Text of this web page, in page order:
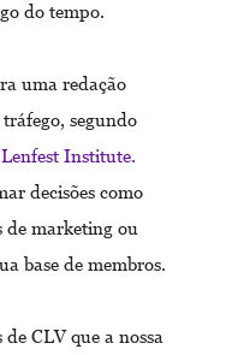
do tempo.
uma redação
segundo
Institute.
decisões como
de marketing ou
base de membros.
CLV que a nossa